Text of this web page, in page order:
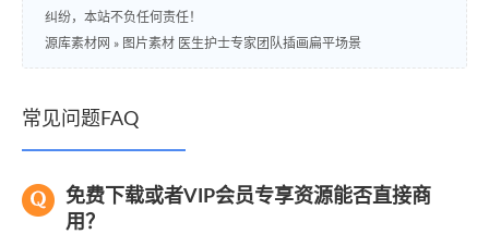
纠纷，本站不负任何责任！
源库素材网 » 图片素材 医生护士专家团队插画扁平场景
常见问题FAQ
免费下载或者VIP会员专享资源能否直接商
用？